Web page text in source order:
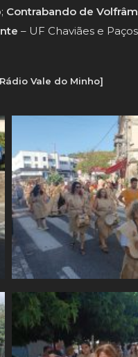
Contrabando de
– UF Chaviães e
Vale do Minho]